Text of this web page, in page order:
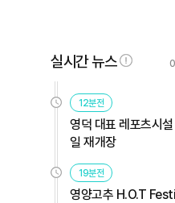
실시간 뉴스
12분전
영덕 대표 레포츠시
일 재개장
19분전
영양고추 H.O.T